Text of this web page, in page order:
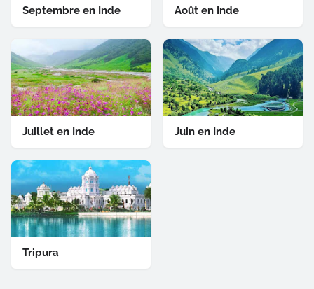
Septembre en Inde Août en Inde
Juillet en Inde Juin en Inde
Tripura